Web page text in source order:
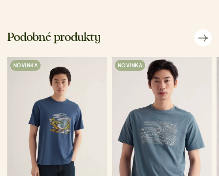
Podobné produkty
NOVINKA NOVINKA